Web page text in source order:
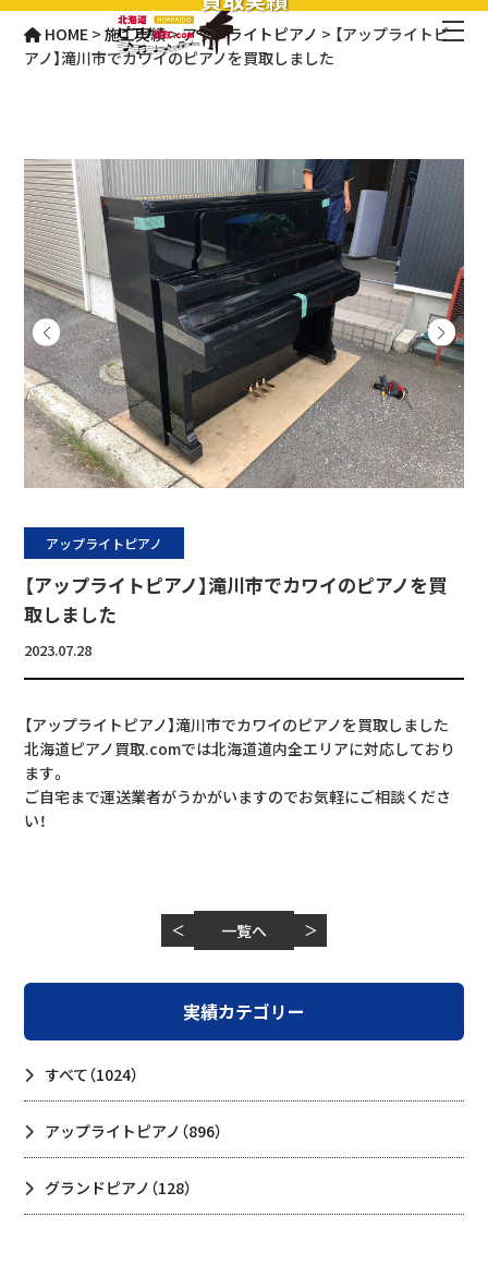
HOME >施工実績>アップライトピアノ > 【アップライトピ
アノ】滝川市でカワイのピアノを買取しました
アップライトピアノ
【アップライトピアノ】滝川市でカワイのピアノを買
取しました
2023.07.28
【アップライトピアノ】滝川市でカワイのピアノを買取しました
北海道ピアノ買取.comでは北海道道内全エリアに対応しており
ます。
ご自宅まで運送業者がうかがいますのでお気軽にご相談くださ
い！
＜ 一覧へ ＞
実績カテゴリー
すべて（1024）
アップライトピアノ （896）
グランドピアノ （128）